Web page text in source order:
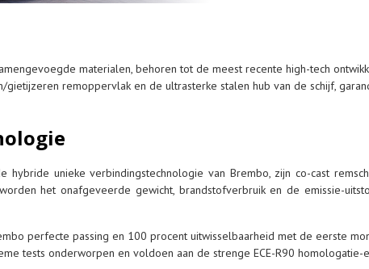
materialen, behoren tot de meest recente high-tech
remoppervlak en de ultrasterke stalen hub van de schijf,
unieke verbindingstechnologie van Brembo, zijn co-cast
het onafgeveerde gewicht, brandstofverbruik en de emissie-
perfecte passing en 100 procent uitwisselbaarheid met de eerste
tests onderworpen en voldoen aan de strenge ECE-R90 homologatie-